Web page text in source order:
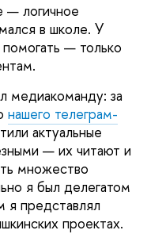
— логичное
в школе. У
— только
медиакоманду: за
нашего телеграм-
актуальные
— их читают и
множество
я был делегатом
представлял
проектах.